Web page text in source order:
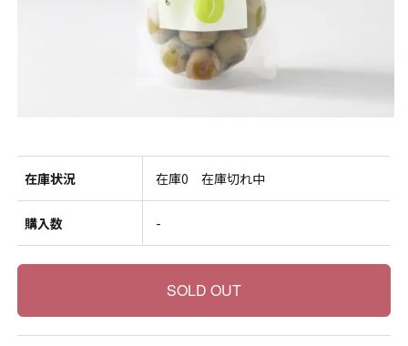
在庫状況 在庫0 在庫切れ中
購入数 -